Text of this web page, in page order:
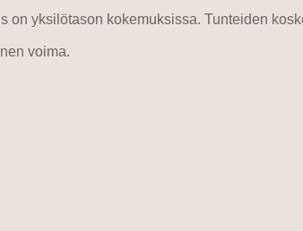
yksilötason kokemuksissa. Tunteiden
voima.